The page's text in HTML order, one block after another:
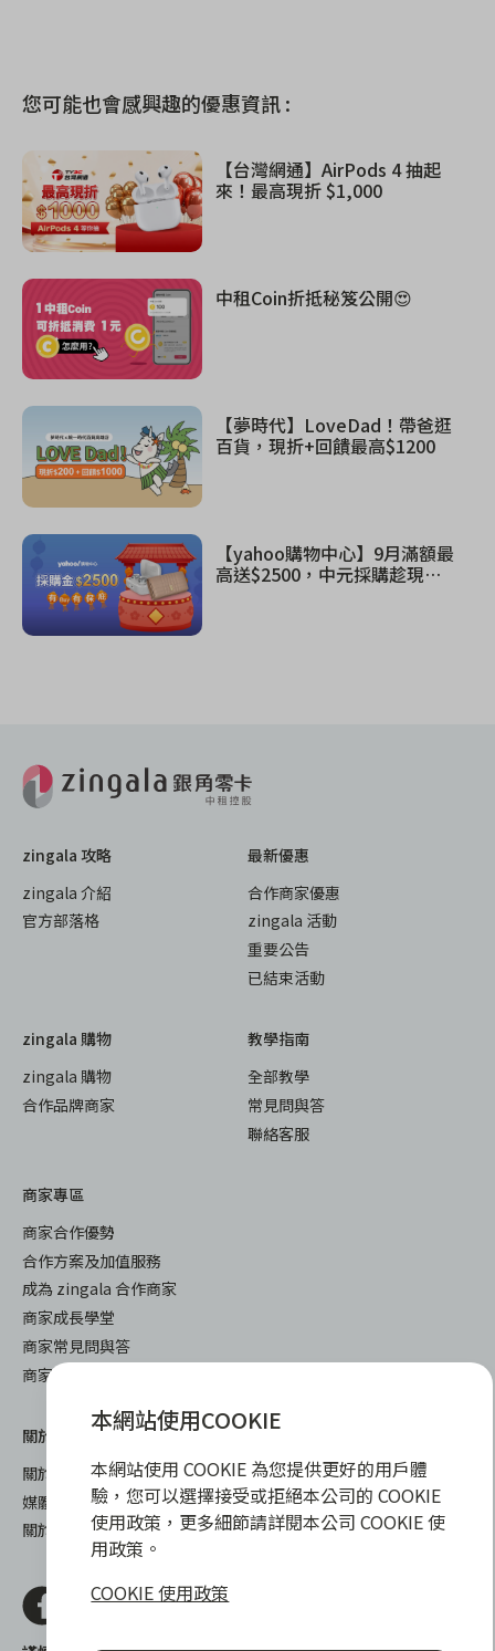
您可能也會感興趣的優惠資訊 :
【台灣網通】AirPods 4 抽起
來！最高現折 $1,000
中租Coin折抵秘笈公開😍
【夢時代】LoveDad！帶爸逛
百貨，現折+回饋最高$1200
【yahoo購物中心】9月滿額最
高送$2500，中元採購趁現
zingala 攻略
zingala 介紹
官方部落格
最新優惠
合作商家優惠
zingala 活動
重要公告
已結束活動
zingala 購物
zingala 購物
合作品牌商家
教學指南
全部教學
常見問與答
聯絡客服
商家專區
商家合作優勢
合作方案及加值服務
成為 zingala 合作商家
商家成長學堂
商家常見問與答
商家後台登入
關於我們
關於 zingala 銀角零卡
媒體報導
關於中租
下載
iOS
android
本網站使用COOKIE
本網站使用 COOKIE 為您提供更好的用戶體
驗，您可以選擇接受或拒絕本公司的 COOKIE
使用政策，更多細節請詳閱本公司 COOKIE 使
用政策。
COOKIE 使用政策